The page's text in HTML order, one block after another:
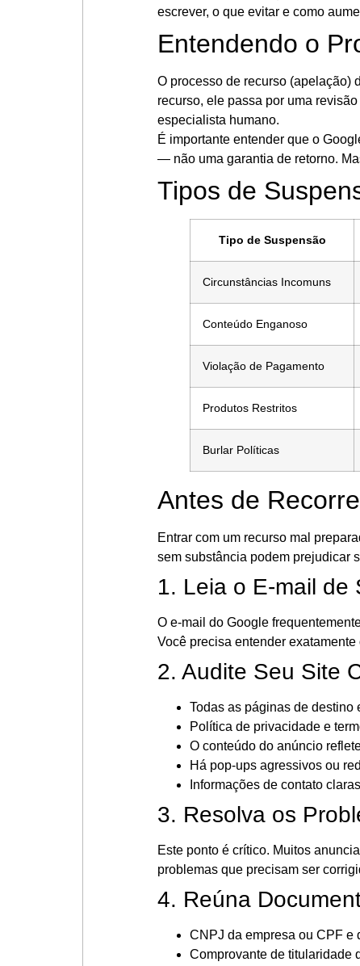
escrever, o que evitar e como
Entendendo o
O processo de recurso (apelação)
recurso, ele passa por uma
especialista humano.
É importante entender que o
— não uma garantia de retorno.
Tipos de
Tipo de Suspensão
Circunstâncias Incomuns
Conteúdo Enganoso
Violação de Pagamento
Produtos Restritos
Burlar Políticas
Antes de
Entrar com um recurso mal
sem substância podem prejudicar
1. Leia o E-mail de
O e-mail do Google
Você precisa entender
2. Audite Seu Site
Todas as páginas de destino
Política de privacidade e
O conteúdo do anúncio
Há pop-ups agressivos ou
Informações de contato
3. Resolva os
Este ponto é crítico. Muitos
problemas que precisam ser
4. Reúna
CNPJ da empresa ou CPF e
Comprovante de titularidade